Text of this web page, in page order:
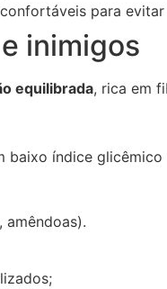
para
inimigos
equilibrada, rica em
baixo índice
amêndoas).